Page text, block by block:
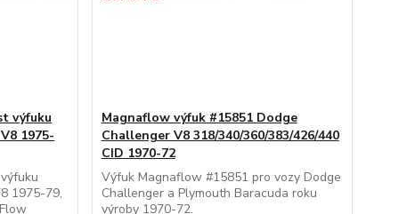
výfuku
1975-
1975-79,
Magnaflow výfuk #15851 Dodge
Challenger V8 318/340/360/383/426/440
CID 1970-72
Výfuk Magnaflow #15851 pro vozy Dodge
Challenger a Plymouth Baracuda roku
výroby 1970-72.